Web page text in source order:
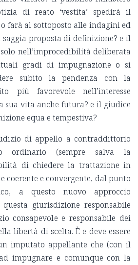
di reato ‘vestita’ spedirà il
farà al sottoposto alle indagini ed
saggia proposta di definizione? e il
nell’improcedibilità deliberata
gradi di impugnazione o si
subito la pendenza con la
più favorevole nell’interesse
sua vita anche futura? e il giudice
equa e tempestiva?
di appello a contraddittorio
ordinario (sempre salva la
di chiedere la trattazione in
coerente e convergente, dal punto
a questo nuovo approccio
giurisdizione responsabile
consapevole e responsabile dei
libertà di scelta. È e deve essere
imputato appellante che (con il
impugnare e comunque con la